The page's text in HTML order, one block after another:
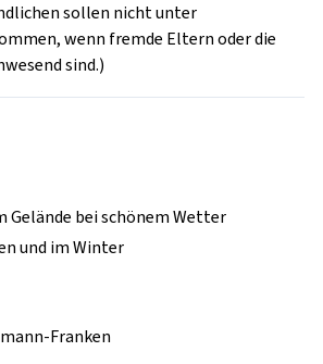
sollen nicht unter
wenn fremde Eltern oder die
sind.)
Gelände bei schönem Wetter
und im Winter
Franken